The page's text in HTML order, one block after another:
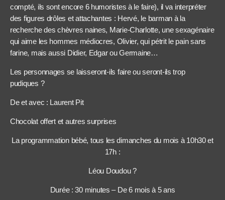
compté, ils sont encore 6 humoristes à le faire), il va interpréter
des figures drôles et attachantes : Hervé, le barman à la
recherche des chèvres naines, Marie-Charlotte, une sexagénaire
qui aime les hommes médiocres, Olivier, qui pétrit le pain sans
farine, mais aussi Didier, Edgar ou Germaine…
Les personnages se laisseront-ils faire ou seront-ils trop
pudiques ?
De et avec : Laurent Pit
Chocolat offert et autres surprises
La programmation bébé, tous les dimanches du mois à 10h30 et
17h :
Léou Doudou ?
Durée : 30 minutes – De 6 mois à 5 ans